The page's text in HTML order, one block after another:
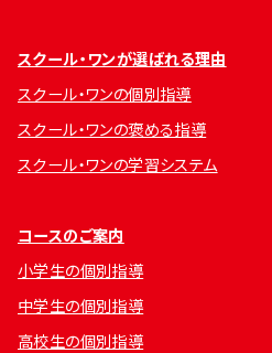
スクール・ワンが選ばれる理由
スクール・ワンの個別指導
スクール・ワンの褒める指導
スクール・ワンの学習システム
コースのご案内
小学生の個別指導
中学生の個別指導
高校生の個別指導